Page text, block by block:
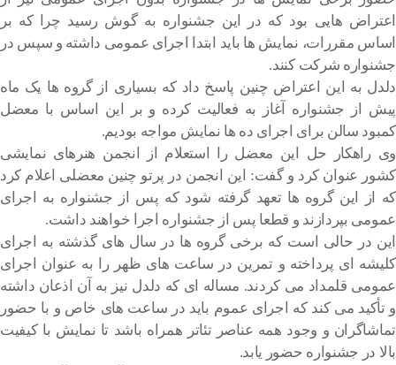
اعتراض هایی بود که در این جشنواره به گوش رسید چرا که بر
اساس مقررات، نمایش ها باید ابتدا اجرای عمومی داشته و سپس در
جشنواره شرکت کنند.
دلدل به این اعتراض چنین پاسخ داد که بسیاری از گروه ها یک ماه
پیش از جشنواره آغاز به فعالیت کرده و بر این اساس با معضل
کمبود سالن برای اجرای ده ها نمایش مواجه بودیم.
وی راهکار حل این معضل را استعلام از انجمن هنرهای نمایشی
کشور عنوان کرد و گفت: این انجمن در پرتو چنین معضلی اعلام کرد
که از این گروه ها تعهد گرفته شود که پس از جشنواره به اجرای
عمومی بپردازند و قطعا پس از جشنواره اجرا خواهند داشت.
این در حالی است که برخی گروه ها در سال های گذشته به اجرای
کلیشه ای پرداخته و تمرین در ساعت های ظهر را به عنوان اجرای
عمومی قلمداد می کردند. مساله ای که دلدل نیز به آن اذعان داشته
و تأکید می کند که اجرای عموم باید در ساعت های خاص و با حضور
تماشاگران و وجود همه عناصر تئاتر همراه باشد تا نمایش با کیفیت
بالا در جشنواره حضور یابد.